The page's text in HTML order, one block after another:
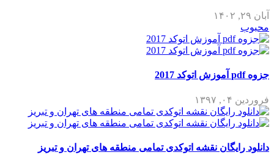
آبان ۲۹, ۱۴۰۲
محبوب
جزوه pdf آموزش اتوکد 2017
فروردین ۰۴, ۱۳۹۷
دانلود رایگان نقشه اتوکدی تمامی منطقه های تهران و تبریز